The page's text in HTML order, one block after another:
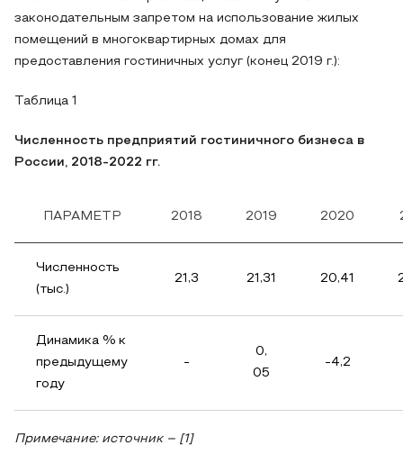
законодательным запретом на использование жилых
помещений в многоквартирных домах для
предоставления гостиничных услуг (конец 2019 г.):
Таблица 1
Численность предприятий гостиничного бизнеса в
России, 2018-2022 гг.
ПАРАМЕТР 2018 2019 2020
Численность
(тыс.)
21,3 21,31 20,41
Динамика % к
предыдущему
году
-
0,
05
-4,2
Примечание: источник – [1]